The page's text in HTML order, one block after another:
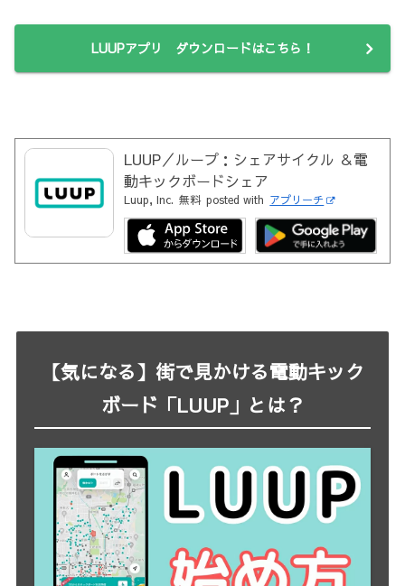
LUUPアプリ ダウンロードはこちら！
LUUP／ループ：シェアサイクル ＆電
動キックボードシェア
Luup, Inc. 無料 posted with アプリーチ
【気になる】街で見かける電動キック
ボード「LUUP」とは？